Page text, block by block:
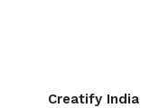
Creatify India